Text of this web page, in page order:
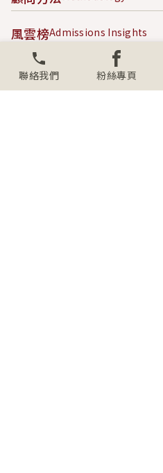
風雲榜Admissions Insights
成功案例 Success Stories
聯絡我們 粉絲專頁